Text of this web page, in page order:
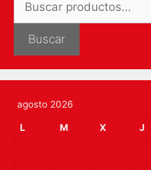
por:
Buscar
agosto 2026
L M X J